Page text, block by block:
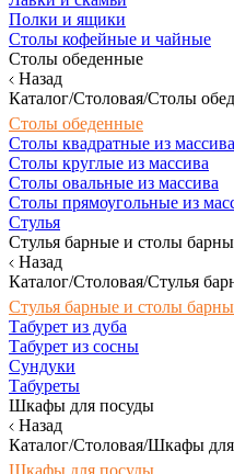
Полки и ящики
Столы кофейные и чайные
Столы обеденные
Назад
Каталог/Столовая/Столы
Столы обеденные
Столы квадратные из массива
Столы круглые из массива
Столы овальные из массива
Столы прямоугольные из
Стулья
Стулья барные и столы
Назад
Каталог/Столовая/Стулья
Стулья барные и столы
Табурет из дуба
Табурет из сосны
Сундуки
Табуреты
Шкафы для посуды
Назад
Каталог/Столовая/Шкафы
Шкафы для посуды